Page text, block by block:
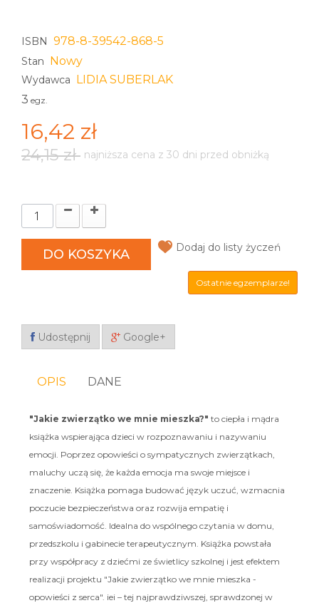
ISBN 978-8-39542-868-5
Stan Nowy
Wydawca LIDIA SUBERLAK
3 egz.
16,42 zł
24,15 zł najniższa cena z 30 dni przed obniżką
DO KOSZYKA Dodaj do listy życzeń
Ostatnie egzemplarze!
Udostępnij Google+
OPIS DANE
"Jakie zwierzątko we mnie mieszka?" to ciepła i mądra
książka wspierająca dzieci w rozpoznawaniu i nazywaniu
emocji. Poprzez opowieści o sympatycznych zwierzątkach,
maluchy uczą się, że każda emocja ma swoje miejsce i
znaczenie. Książka pomaga budować język uczuć, wzmacnia
poczucie bezpieczeństwa oraz rozwija empatię i
samoświadomość. Idealna do wspólnego czytania w domu,
przedszkolu i gabinecie terapeutycznym. Książka powstała
przy współpracy z dziećmi ze świetlicy szkolnej i jest efektem
realizacji projektu "Jakie zwierzątko we mnie mieszka -
opowieści z serca". iei – tej najprawdziwszej, sprawdzonej w